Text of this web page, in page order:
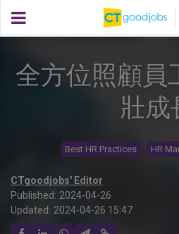
全方位照顧員
壯成
Best HR Practices HR
CTgoodjobs' Editor
Published: 2024-04-26
Updated: 2024-04-26 15:47